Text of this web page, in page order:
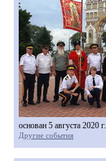
основан 5 августа 2020 г.
Другие события